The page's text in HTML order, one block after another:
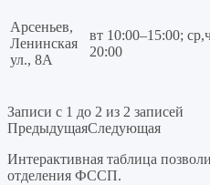
Арсеньев,
Ленинская
ул., 8А
вт 10:00–15:00;
20:00
Записи с 1 до 2 из 2 записей
ПредыдущаяСледующая
Интерактивная таблица
отделения ФССП.